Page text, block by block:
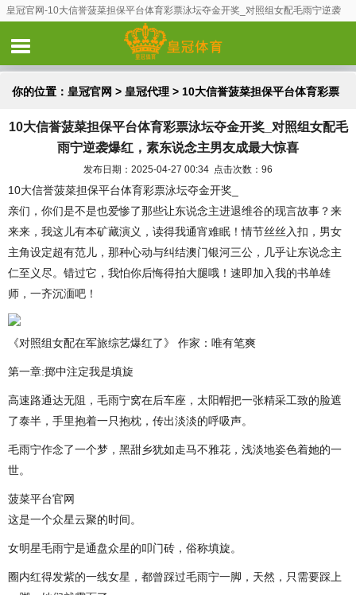
皇冠官网-10大信誉菠菜担保平台体育彩票泳坛夺金开奖_对照组女配毛雨宁逆袭
爆红，素东说念主男友成最大惊喜
你的位置： 皇冠官网 > 皇冠代理 > 10大信誉菠菜担保平台体育彩票
泳坛夺金开奖_对照组女配毛雨宁逆袭爆红，素东说念主男友成最大
10大信誉菠菜担保平台体育彩票泳坛夺金开奖_对照组女配毛
雨宁逆袭爆红，素东说念主男友成最大惊喜
发布日期：2025-04-27 00:34 点击次数：96
10大信誉菠菜担保平台体育彩票泳坛夺金开奖_
亲们，你们是不是也爱惨了那些让东说念主进退维谷的现言故事？来
来来，我这儿有本矿藏演义，读得我通宵难眠！情节丝丝入扣，男女
主角设定超有范儿，那种心动与纠结澳门银河三公，几乎让东说念主
仁至义尽。错过它，我怕你后悔得拍大腿哦！速即加入我的书单雄
师，一齐沉湎吧！
《对照组女配在军旅综艺爆红了》 作家：唯有笔爽
第一章:掷中注定我是填旋
高速路通达无阻，毛雨宁窝在后车座，太阳帽把一张精采工致的脸遮
了泰半，手里抱着一只抱枕，传出淡淡的呼吸声。
毛雨宁作念了一个梦，黑甜乡犹如走马不雅花，浅淡地姿色着她的一
世。
菠菜平台官网
这是一个众星云聚的时间。
女明星毛雨宁是通盘众星的叩门砖，俗称填旋。
圈内红得发紫的一线女星，都曾踩过毛雨宁一脚，天然，只需要踩上